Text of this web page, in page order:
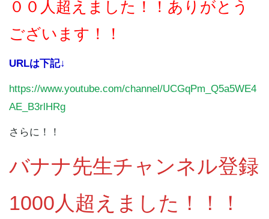
００ 人超えました！！ありがとう
ございます！！
URLは下記↓
https://www.youtube.com/channel/UCGqPm_Q5a5WE4
AE_B3rlHRg
さらに！！
バナナ先生チャンネル登録
1000人超えました！！！